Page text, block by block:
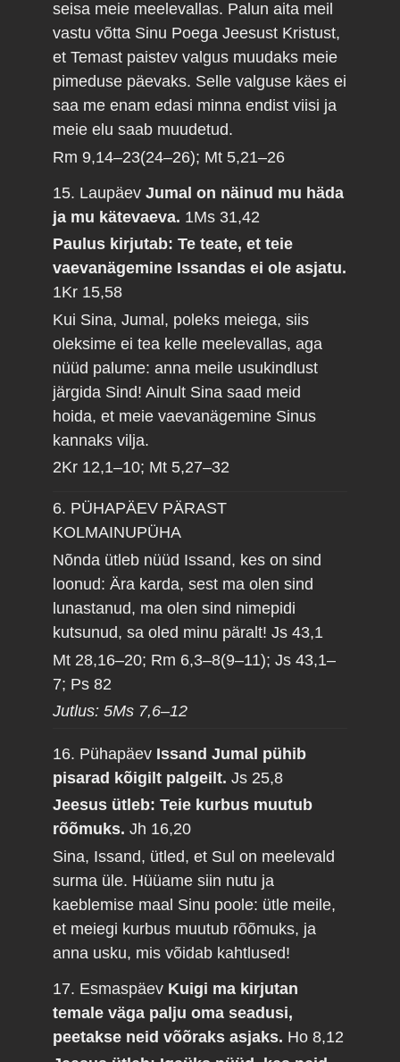
seisa meie meelevallas. Palun aita meil
vastu võtta Sinu Poega Jeesust Kristust,
et Temast paistev valgus muudaks meie
pimeduse päevaks. Selle valguse käes ei
saa me enam edasi minna endist viisi ja
meie elu saab muudetud.
Rm 9,14–23(24–26); Mt 5,21–26
15. LaupäevJumal on näinud mu häda
ja mu kätevaeva. 1Ms 31,42
Paulus kirjutab: Te teate, et teie
vaevanägemine Issandas ei ole asjatu.
1Kr 15,58
Kui Sina, Jumal, poleks meiega, siis
oleksime ei tea kelle meelevallas, aga
nüüd palume: anna meile usukindlust
järgida Sind! Ainult Sina saad meid
hoida, et meie vaevanägemine Sinus
kannaks vilja.
2Kr 12,1–10; Mt 5,27–32
6. PÜHAPÄEV PÄRAST
KOLMAINUPÜHA
Nõnda ütleb nüüd Issand, kes on sind
loonud: Ära karda, sest ma olen sind
lunastanud, ma olen sind nimepidi
kutsunud, sa oled minu päralt!Js 43,1
Mt 28,16–20; Rm 6,3–8(9–11); Js 43,1–
7; Ps 82
Jutlus: 5Ms 7,6–12
16. Pühapäev Issand Jumal pühib
pisarad kõigilt palgeilt.Js 25,8
Jeesus ütleb: Teie kurbus muutub
rõõmuks.Jh 16,20
Sina, Issand, ütled, et Sul on meelevald
surma üle. Hüüame siin nutu ja
kaeblemise maal Sinu poole: ütle meile,
et meiegi kurbus muutub rõõmuks, ja
anna usku, mis võidab kahtlused!
17. Esmaspäev Kuigi ma kirjutan
temale väga palju oma seadusi,
peetakse neid võõraks asjaks. Ho 8,12